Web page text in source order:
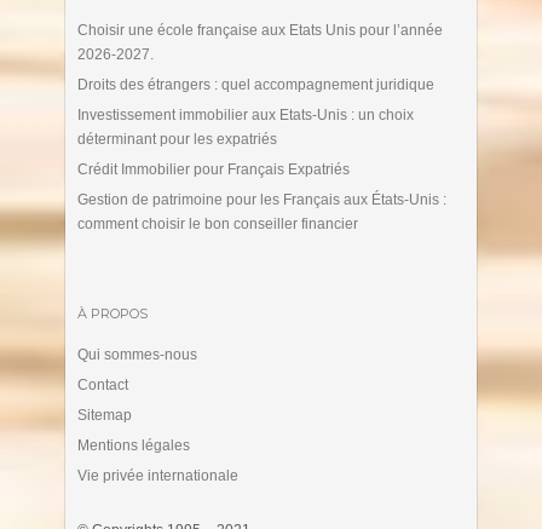
Choisir une école française aux Etats Unis pour l’année
2026-2027.
Droits des étrangers : quel accompagnement juridique
Investissement immobilier aux Etats-Unis : un choix
déterminant pour les expatriés
Crédit Immobilier pour Français Expatriés
Gestion de patrimoine pour les Français aux États-Unis :
comment choisir le bon conseiller financier
À PROPOS
Qui sommes-nous
Contact
Sitemap
Mentions légales
Vie privée internationale